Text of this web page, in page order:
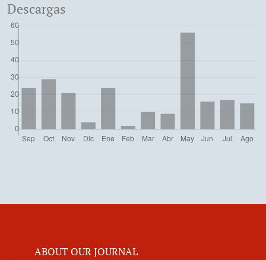
Descargas
ABOUT OUR JOURNAL